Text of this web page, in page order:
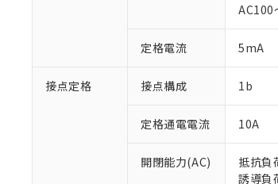
AC100
定格電流 5mA
接点定格 接点構成 1b
定格通電電流 10A
開閉能力(AC)
抵抗負
誘導負
以
が
*EU
六価
但し
フタ
※2
「
「
Pb(